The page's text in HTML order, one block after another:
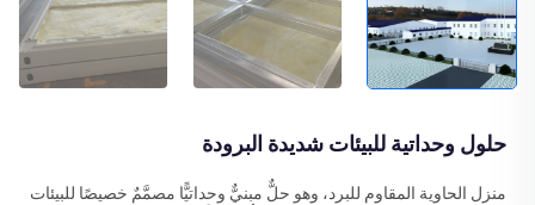
حلول وحداتية للبيئات شديدة البرودة
منزل الحاوية المقاوم للبرد، وهو حلٌّ مبنيٌّ وحداتيًّا مصمَّمٌ خصيصًا للبيئات